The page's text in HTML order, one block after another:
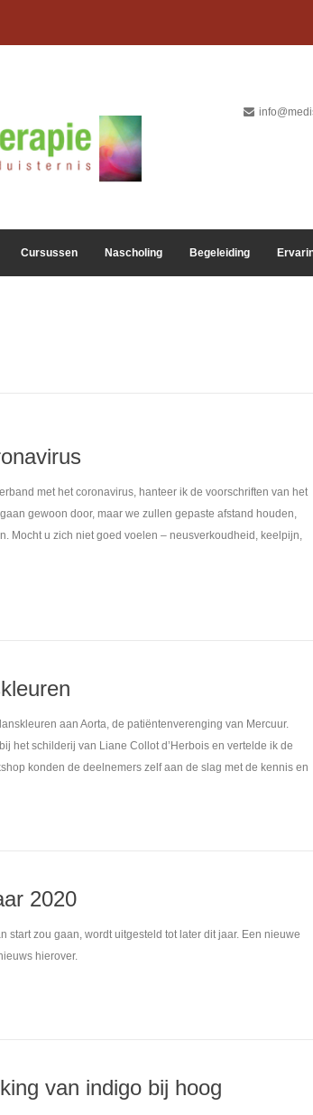
Cursussen Nascholing Begeleiding
met het coronavirus, hanteer ik de voorschriften van het
gewoon door, maar we zullen gepaste afstand houden,
Mocht u zich niet goed voelen – neusverkoudheid, keelpijn,
aan Aorta, de patiëntenverenging van Mercuur.
het schilderij van Liane Collot d’Herbois en vertelde ik de
konden de deelnemers zelf aan de slag met de kennis en
2020
zou gaan, wordt uitgesteld tot later dit jaar. Een nieuwe
hierover.
van indigo bij hoog